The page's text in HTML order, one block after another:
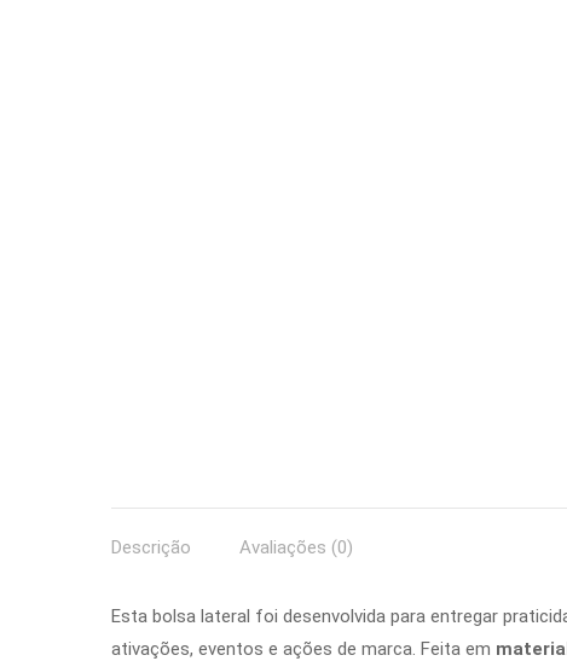
Descrição Avaliações (0)
Esta bolsa lateral foi desenvolvida para entregar
ativações, eventos e ações de marca. Feita em